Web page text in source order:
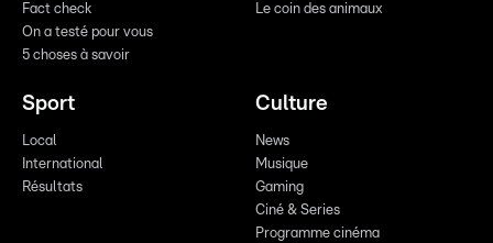
Fact check
On a testé pour vous
5 choses à savoir
Le coin des animaux
Sport
Local
International
Résultats
Culture
News
Musique
Gaming
Ciné & Series
Programme cinéma